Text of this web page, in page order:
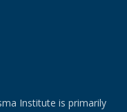
Institute is primarily